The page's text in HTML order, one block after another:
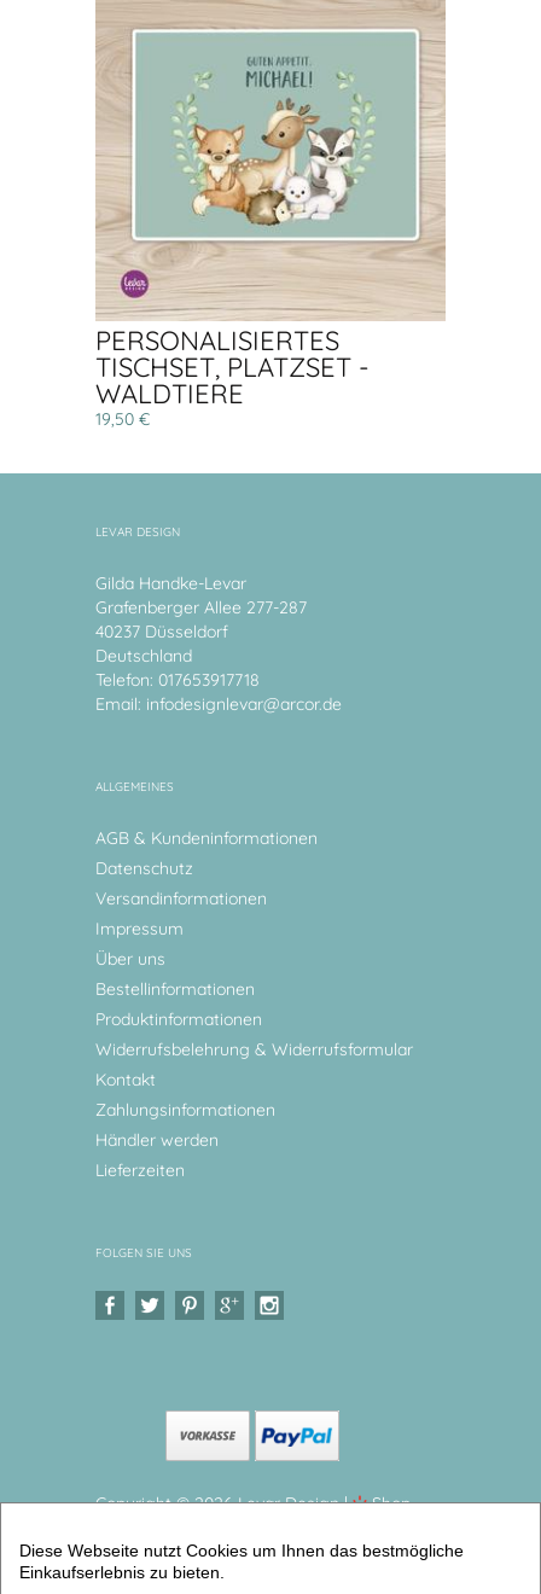
PERSONALISIERTES
TISCHSET, PLATZSET -
WALDTIERE
19,50 €
LEVAR DESIGN
Gilda Handke-Levar
Grafenberger Allee 277-287
40237 Düsseldorf
Deutschland
Telefon: 017653917718
Email: infodesignlevar@arcor.de
ALLGEMEINES
AGB & Kundeninformationen
Datenschutz
Versandinformationen
Impressum
Über uns
Bestellinformationen
Produktinformationen
Widerrufsbelehrung & Widerrufsformular
Kontakt
Zahlungsinformationen
Händler werden
Lieferzeiten
FOLGEN SIE UNS
Copyright © 2026 Levar Design |
Shop
Tischset, Platzdeckchen, Waldtiere Zauberhaftes
Tischset mit Namen personalisiert (Tischsets
Diese Webseite nutzt Cookies um Ihnen das bestmögliche
Einkaufserlebnis zu bieten.